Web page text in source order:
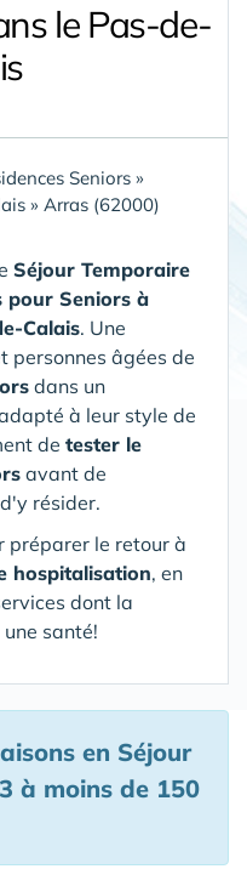
le Pas-de-
Seniors »
» Arras (62000)
Séjour Temporaire
pour Seniors à
Calais. Une
personnes âgées de
dans un
à leur style de
de tester le
avant de
résider.
préparer le retour à
hospitalisation, en
dont la
santé!
en Séjour
à moins de 150